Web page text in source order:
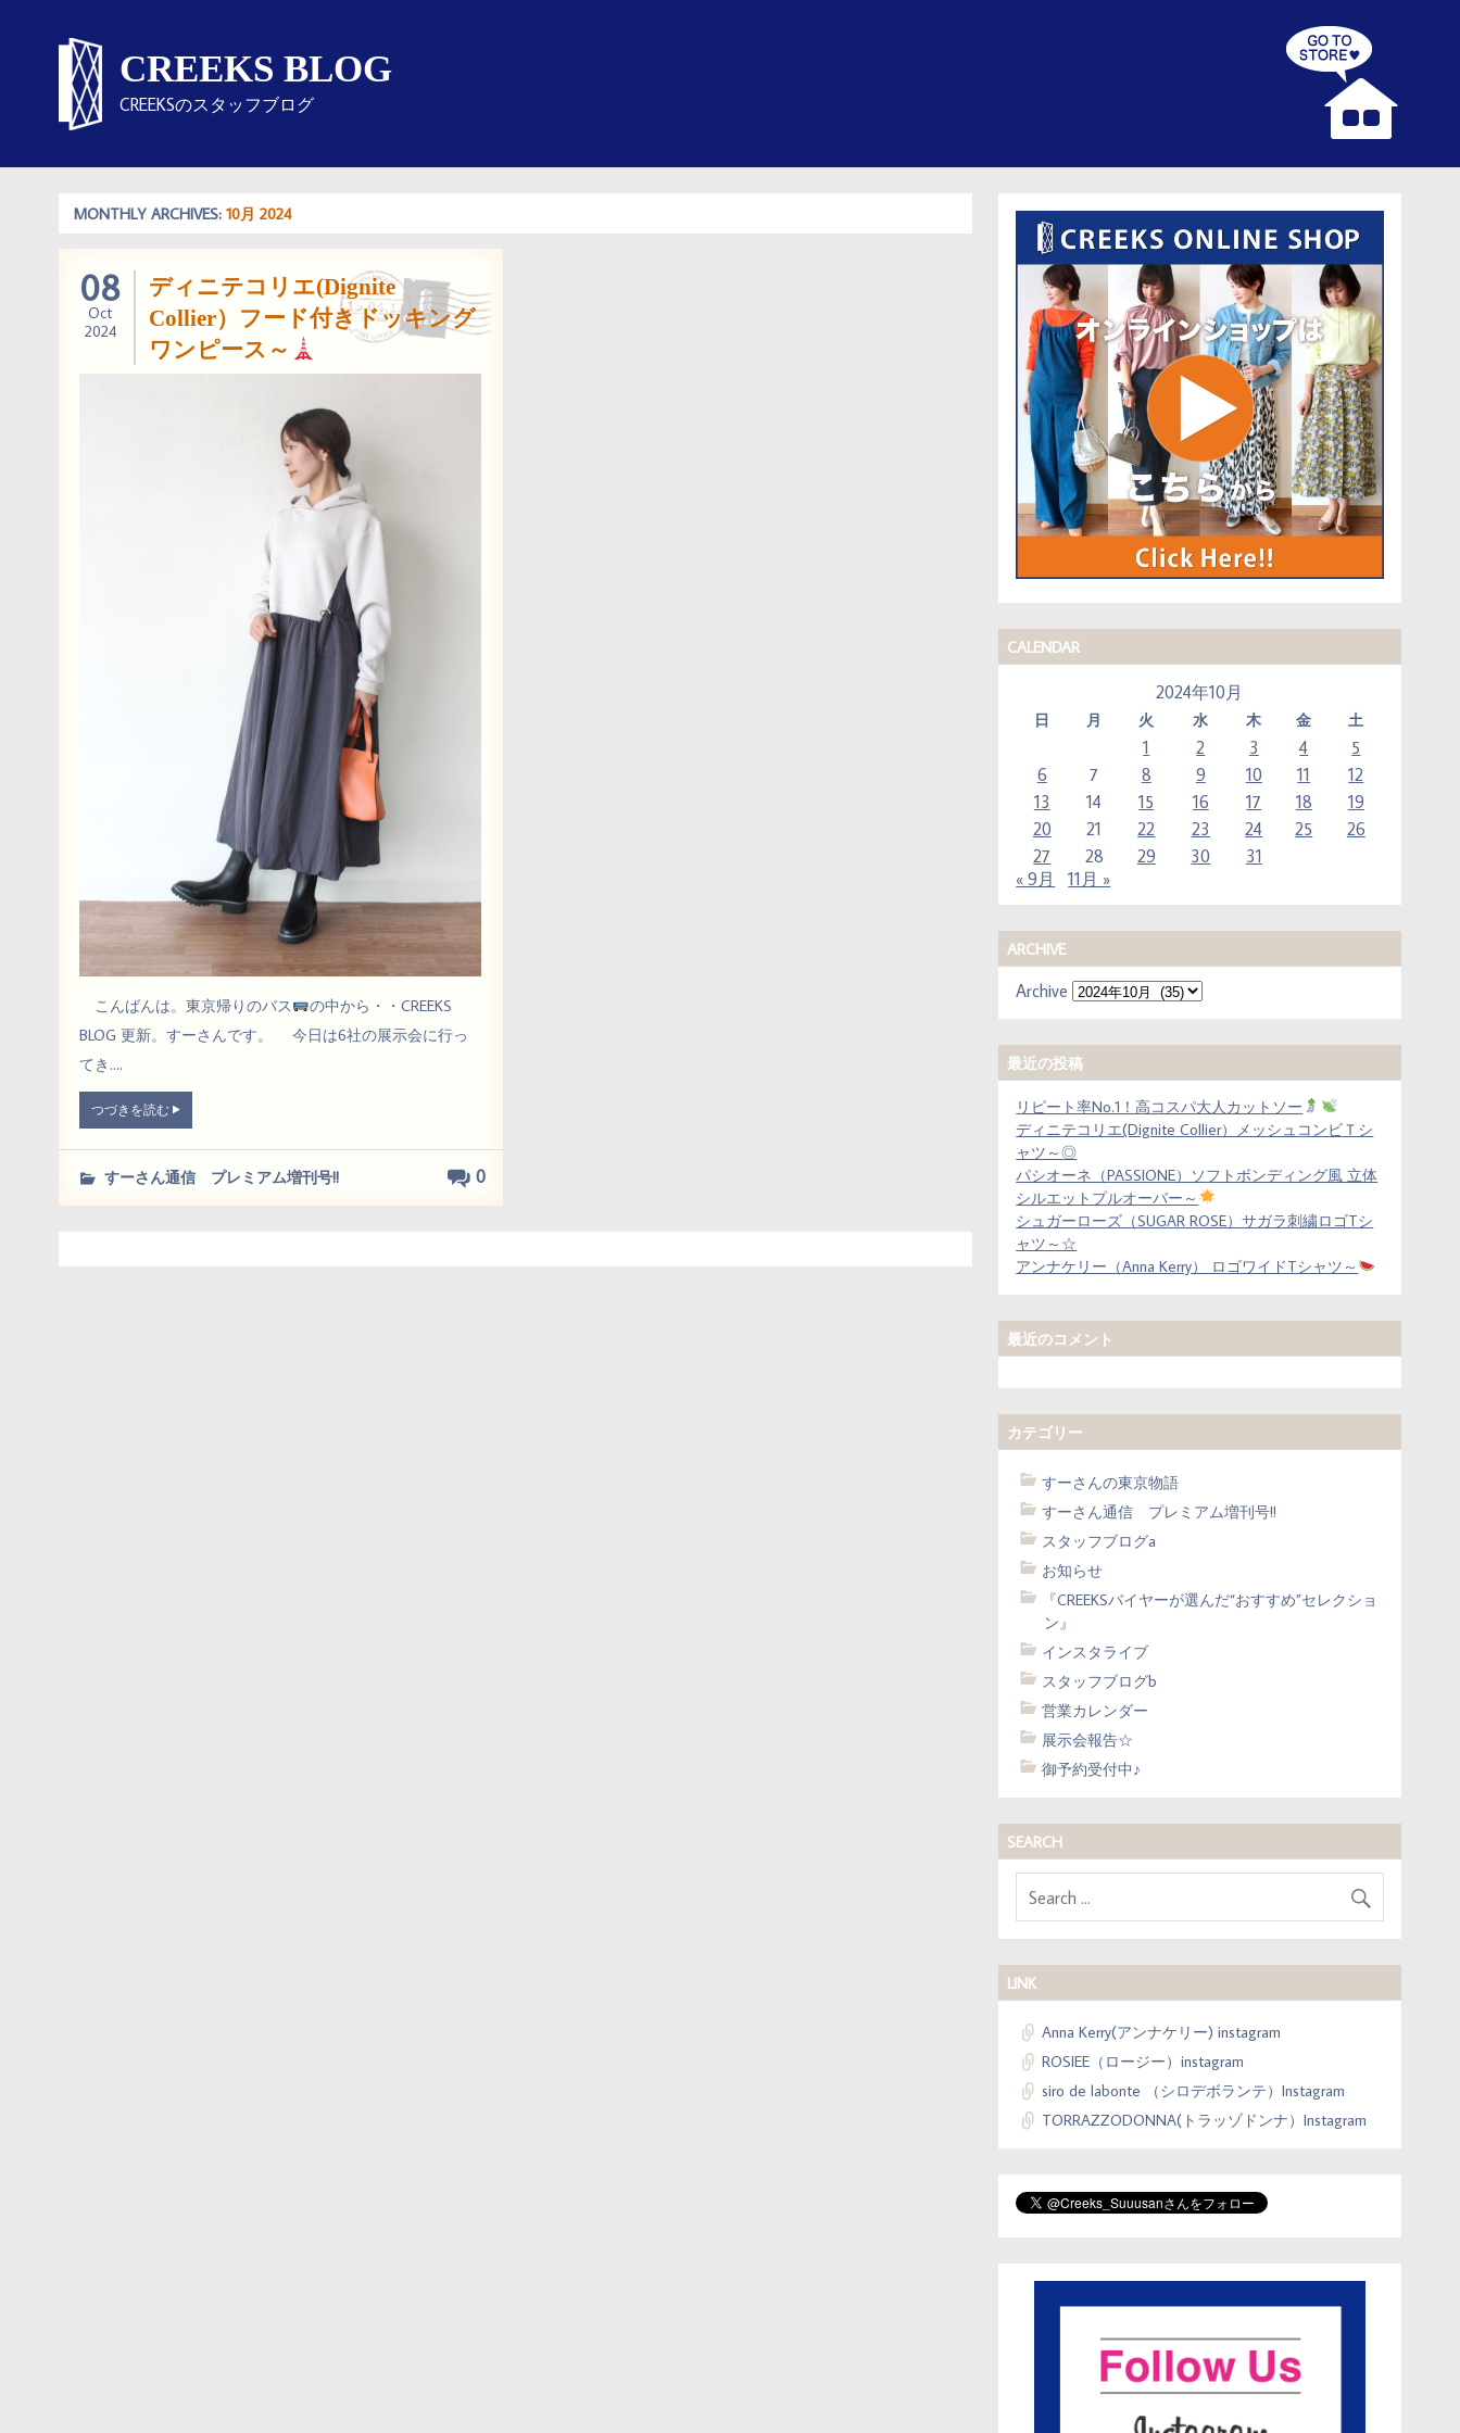
CREEKS BLOG
CREEKSのスタッフブログ
MONTHLY ARCHIVES:10月 2024
08
Oct
2024
ディニテコリエ(Dignite
Collier）フード付きドッキング
ワンピース～
こんばんは。東京帰りのバス
の中から・・CREEKS
BLOG 更新。すーさんです。 今日は6社の展示会に行っ
てき....
つづきを読む
0
すーさん通信 プレミアム増刊号!!
CALENDAR
2024年10月
日 月 火 水 木 金 土
1 2 3 4
5
6
7 8 9 10 11
12
13
14 15 16 17 18
19
20
21 22 23 24 25
26
27
28 29 30
31
« 9月
11月 »
ARCHIVE
Archive
最近の投稿
リピート率No.1！高コスパ大人カットソー
ディニテコリエ(Dignite Collier）メッシュコンビＴシ
ャツ～◎
パシオーネ（PASSIONE）ソフトボンディング風 立体
シルエットプルオーバー～
シュガーローズ（SUGAR ROSE）サガラ刺繍ロゴTシ
ャツ～☆
アンナケリー（Anna Kerry） ロゴワイドTシャツ～
最近のコメント
カテゴリー
すーさんの東京物語
すーさん通信 プレミアム増刊号!!
スタッフブログa
お知らせ
『CREEKSバイヤーが選んだ“おすすめ”セレクショ
ン』
インスタライブ
スタッフブログb
営業カレンダー
展示会報告☆
御予約受付中♪
SEARCH
LINK
Anna Kerry(アンナケリー) instagram
ROSIEE（ロージー）instagram
siro de labonte （シロデボランテ）Instagram
TORRAZZODONNA(トラッゾドンナ）Instagram